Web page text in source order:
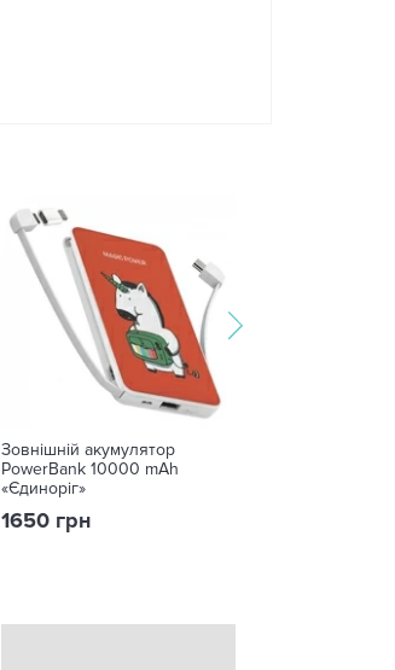
Зовнішній акумулятор
PowerBank 10000 mAh
«Єдиноріг»
1650 грн